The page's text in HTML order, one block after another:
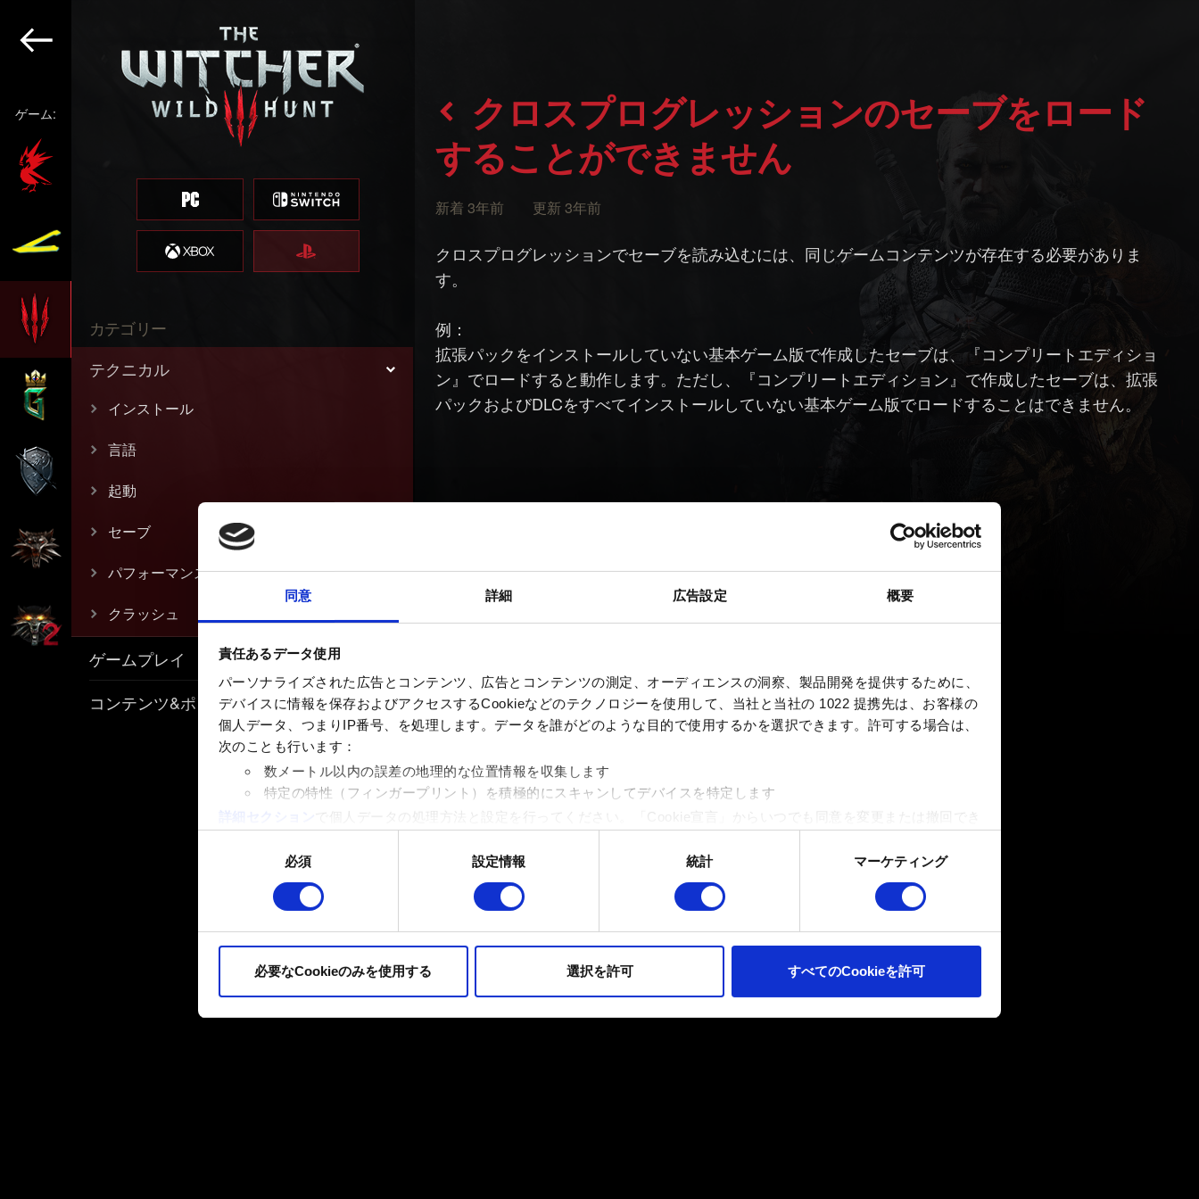
同意 詳細 広告設定 概要
責任あるデータ使用
パーソナライズされた広告とコンテンツ、広告とコンテンツの測定、オーディエンスの洞察、製品開発を提供するために、
デバイスに情報を保存およびアクセスするCookieなどのテクノロジーを使用して、当社と当社の 1022 提携先は、お客様の
個人データ、つまりIP番号、を処理します。データを誰がどのような目的で使用するかを選択できます。 許可する場合は、
次のことも行います：
数メートル以内の誤差の地理的な位置情報を収集します
特定の特性（フィンガープリント）を積極的にスキャンしてデバイスを特定します
で個人データの処理方法と設定を行ってください。「Cookie宣言」からいつでも同意を変更または撤回でき
一部のCookieはウェブサイトの機能を正常にお使いいただくために必要なものです。その他のCookieは、ウェブサイトの
品質向上のために、オプションとして技術的およびコンテンツ関連のフィードバックを送信します。また、ソーシャルメデ
ます。お客様の許可なくこれらのオプションが有効になることはありません。
必須 設定情報 統計 マーケティング
必要なCookieのみを使用する 選択を許可 すべてのCookieを許可
ゲーム:
カテゴリー
テクニカル
インストール
言語
起動
セーブ
パフォーマンス
クラッシュ
ゲームプレイ
コンテンツ&ポリシー
クロスプログレッションのセーブをロード
することができません
新着 3年前 更新 3年前
クロスプログレッションでセーブを読み込むには、同じゲームコンテンツが存在する必要がありま
す。
例：
拡張パックをインストールしていない基本ゲーム版で作成したセーブは、『コンプリートエディショ
ン』でロードすると動作します。ただし、『コンプリートエディション』で作成したセーブは、拡張
パックおよびDLCをすべてインストールしていない基本ゲーム版でロードすることはできません。